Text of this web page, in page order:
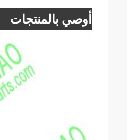
أوصي بالمنتجات